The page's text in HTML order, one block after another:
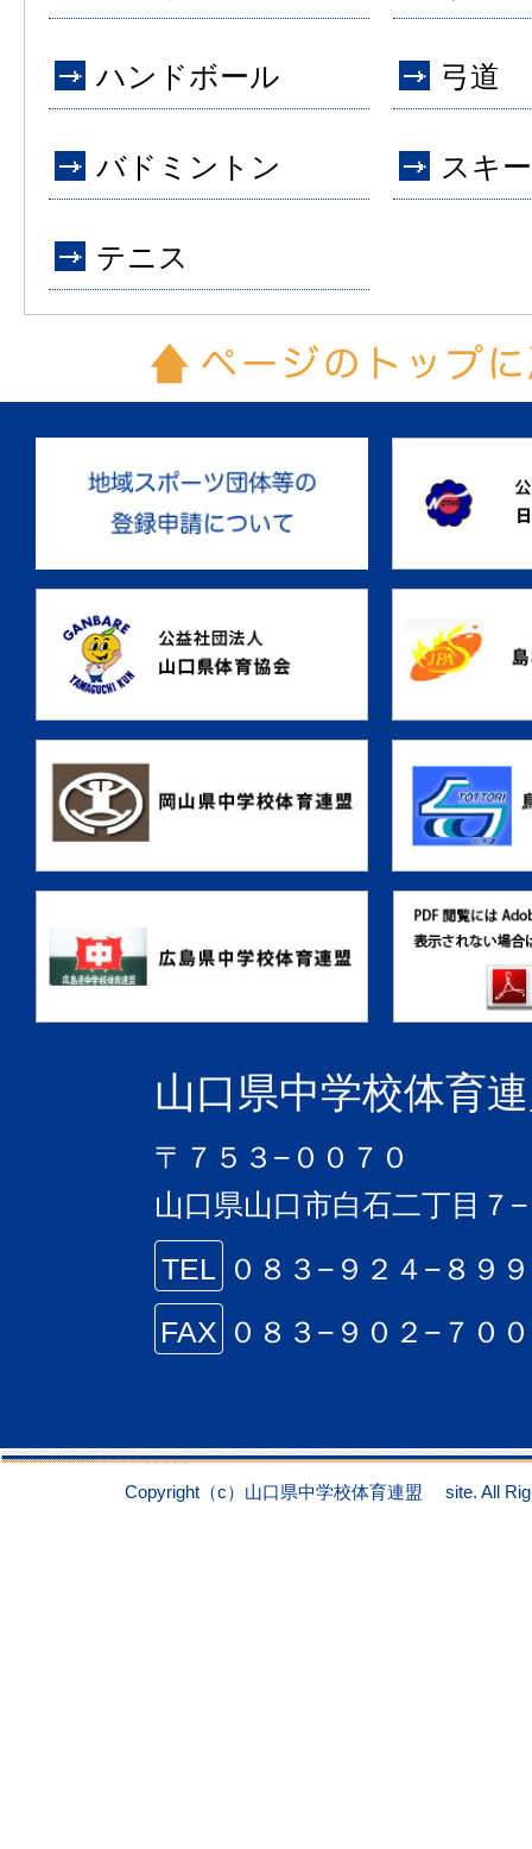
ハンドボール 弓道
バドミントン スキー
テニス
山口県中学校体育
〒７５３−００７０
山口県山口市白石二丁目７
TEL
０８３−９２４−８９
FAX ０８３−９０２−７０
Copyright（c）山口県中学校体育連盟 site. All